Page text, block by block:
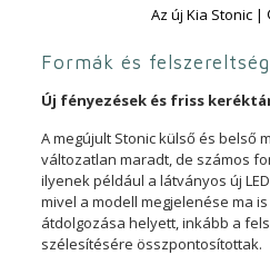
Az új Kia Stonic |
Formák és felszereltség
Új fényezések és friss
A megújult Stonic külső és belső
változatlan maradt, de számos
ilyenek például a látványos új
mivel a modell megjelenése ma
átdolgozása helyett, inkább a
szélesítésére összpontosítottak.